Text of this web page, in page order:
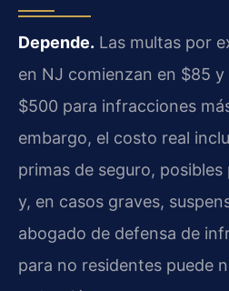
Depende. Las multas por
en NJ comienzan en $85
$500 para infracciones
embargo, el costo real
primas de seguro,
y, en casos graves,
abogado de defensa de
para no residentes puede